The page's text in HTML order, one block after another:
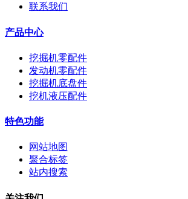
联系我们
产品中心
挖掘机零配件
发动机零配件
挖掘机底盘件
挖机液压配件
特色功能
网站地图
聚合标签
站内搜索